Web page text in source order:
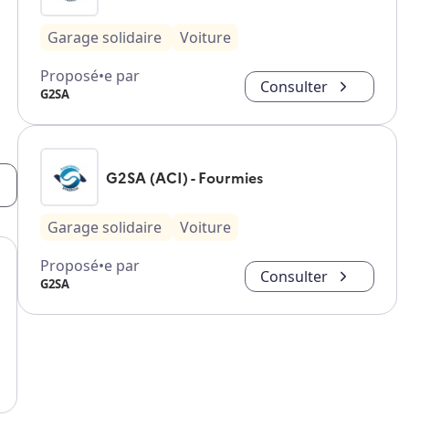
Garage solidaire
Voiture
Proposé•e par
G2SA Consulter
G2SA (ACI) - Fourmies
Garage solidaire
Voiture
Proposé•e par
G2SA Consulter